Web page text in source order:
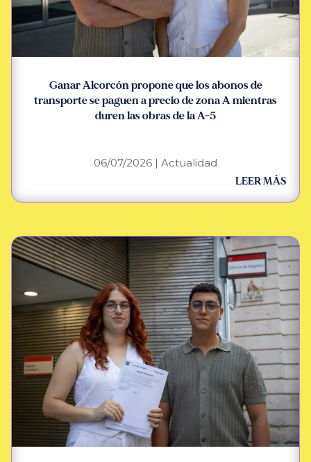
Ganar Alcorcón propone que los abonos de
transporte se paguen a precio de zona A mientras
duren las obras de la A-5
06/07/2026 | Actualidad
LEER MÁS